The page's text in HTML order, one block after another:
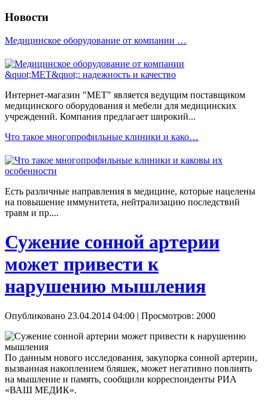
Новости
Медицинское оборудование от компании …
Интернет-магазин "МЕТ" является ведущим поставщиком
медицинского оборудования и мебели для медицинских
учреждений. Компания предлагает широкий...
Что такое многопрофильные клиники и како…
Есть различные направления в медицине, которые нацелены
на повышение иммунитета, нейтрализацию последствий
травм и пр....
Сужение сонной артерии
может привести к
нарушению мышления
Опубликовано 23.04.2014 04:00 | Просмотров: 2000
По данным нового исследования, закупорка сонной артерии,
вызванная накоплением бляшек, может негативно повлиять
на мышление и память, сообщили корреспонденты РИА
«ВАШ МЕДИК».